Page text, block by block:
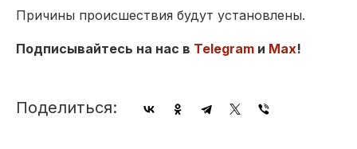
Причины происшествия будут установлены.
Подписывайтесь на нас в Telegram и Max!
Поделиться: